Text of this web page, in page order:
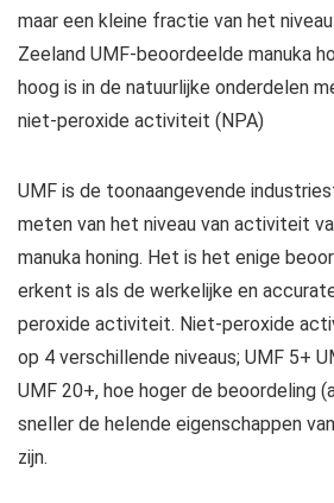
maar een kleine fractie van het
Zeeland UMF-beoordeelde manuka
hoog is in de natuurlijke onderdelen
niet-peroxide activiteit (NPA)
UMF is de toonaangevende
meten van het niveau van activiteit
manuka honing. Het is het enige
erkent is als de werkelijke en
peroxide activiteit. Niet-peroxide
op 4 verschillende niveaus; UMF 5+
UMF 20+, hoe hoger de beoordeling
sneller de helende eigenschappen
zijn.